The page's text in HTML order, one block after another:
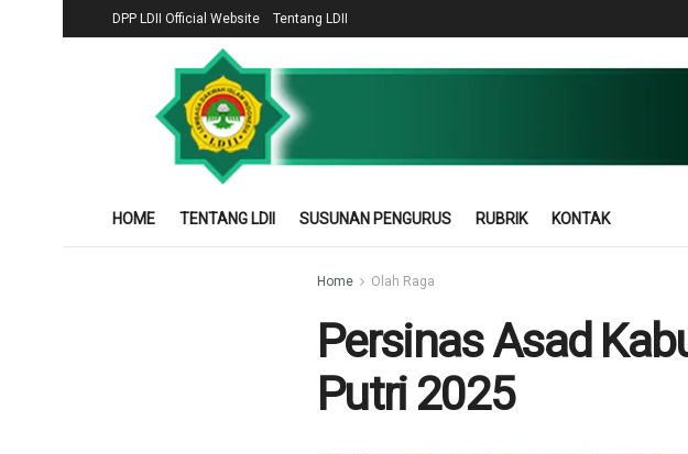
DPP LDII Official Website Tentang LDII
HOME TENTANG LDII SUSUNAN PENGURUS RUBRIK KONTAK
Home Olah Raga
Persinas Asad
Putri 2025